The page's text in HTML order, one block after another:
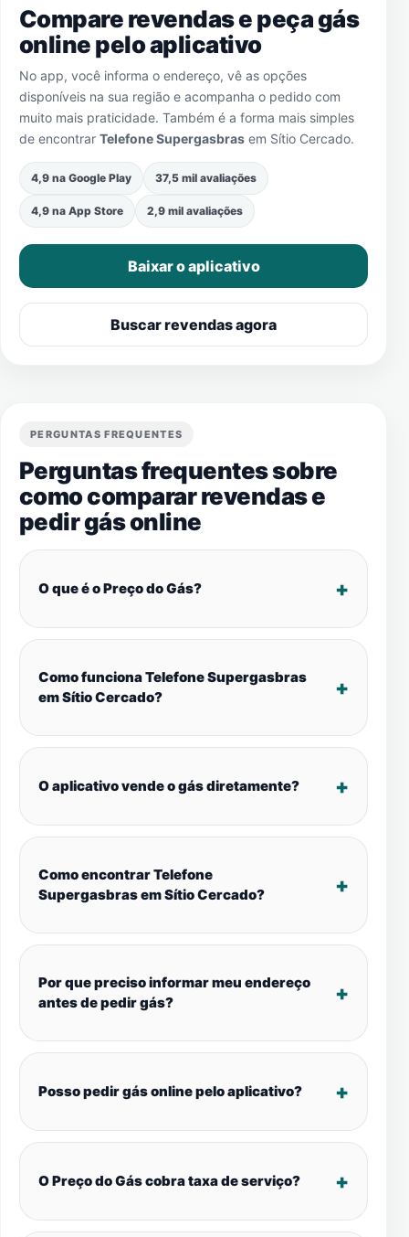
Compare revendas e peça gás
online pelo aplicativo
No app, você informa o endereço, vê as opções
disponíveis na sua região e acompanha o pedido com
muito mais praticidade. Também é a forma mais simples
de encontrar Telefone Supergasbras em Sítio Cercado.
4,9 na Google Play 37,5 mil avaliações
4,9 na App Store 2,9 mil avaliações
Baixar o aplicativo
Buscar revendas agora
PERGUNTAS FREQUENTES
Perguntas frequentes sobre
como comparar revendas e
pedir gás online
O que é o Preço do Gás?
Como funciona Telefone Supergasbras
em Sítio Cercado?
O aplicativo vende o gás diretamente?
Como encontrar Telefone
Supergasbras em Sítio Cercado?
Por que preciso informar meu endereço
antes de pedir gás?
Posso pedir gás online pelo aplicativo?
O Preço do Gás cobra taxa de serviço?